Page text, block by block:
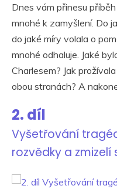
Dnes vám přinesu
mnohé k zamyšlení. Do
do jaké míry volala o
mnohé odhaluje. Jaké
Charlesem? Jak
obou stranách? A
2. díl
Vyšetřování
rozvědky a zmizelí